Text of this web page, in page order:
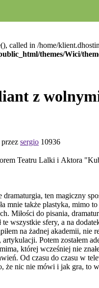
called in /home/
themes/Wici/
z
sergio 10936
Teatru Lalki i Aktora
ten magiczny
mnie także plastyka, mimo
Miłości do pisania,
te wszystkie sfery, a na
na żadnej akademii, nie
Potem zostałem
której wcześniej nie
Od czasu do czasu w
że nic nie mówi i jak gra, to